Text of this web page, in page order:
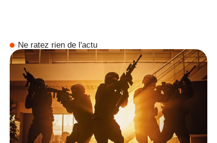
Ne ratez rien de l'actu